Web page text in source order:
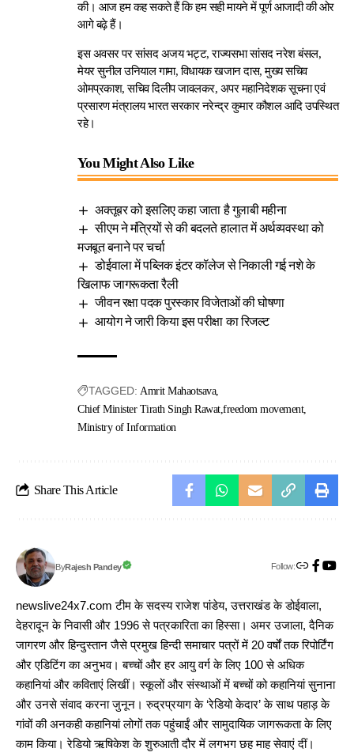
की। आज हम कह सकते हैं कि हम सही मायने में पूर्ण आजादी की ओर
आगे बढ़े हैं।
इस अवसर पर सांसद अजय भट्ट, राज्यसभा सांसद नरेश बंसल,
मेयर सुनील उनियाल गामा, विधायक खजान दास, मुख्य सचिव
ओमप्रकाश, सचिव दिलीप जावलकर, अपर महानिदेशक सूचना एवं
प्रसारण मंत्रालय भारत सरकार नरेन्द्र कुमार कौशल आदि उपस्थित
रहे।
You Might Also Like
अक्तूबर को इसलिए कहा जाता है गुलाबी महीना
सीएम ने मंत्रियों से की बदलते हालात में अर्थव्यवस्था को
मजबूत बनाने पर चर्चा
डोईवाला में पब्लिक इंटर कॉलेज से निकाली गई नशे के
खिलाफ जागरूकता रैली
जीवन रक्षा पदक पुरस्कार विजेताओं की घोषणा
आयोग ने जारी किया इस परीक्षा का रिजल्ट
TAGGED: Amrit Mahaotsava
Chief Minister Tirath Singh Rawat freedom movement
Ministry of Information
Share This Article
ByRajesh Pandey Follow:
newslive24x7.com टीम के सदस्य राजेश पांडेय, उत्तराखंड के डोईवाला,
देहरादून के निवासी और 1996 से पत्रकारिता का हिस्सा। अमर उजाला, दैनिक
जागरण और हिन्दुस्तान जैसे प्रमुख हिन्दी समाचार पत्रों में 20 वर्षों तक रिपोर्टिंग
और एडिटिंग का अनुभव। बच्चों और हर आयु वर्ग के लिए 100 से अधिक
कहानियां और कविताएं लिखीं। स्कूलों और संस्थाओं में बच्चों को कहानियां सुनाना
और उनसे संवाद करना जुनून। रुद्रप्रयाग के ‘रेडियो केदार’ के साथ पहाड़ के
गांवों की अनकही कहानियां लोगों तक पहुंचाईं और सामुदायिक जागरूकता के लिए
काम किया। रेडियो ऋषिकेश के शुरुआती दौर में लगभग छह माह सेवाएं दीं।